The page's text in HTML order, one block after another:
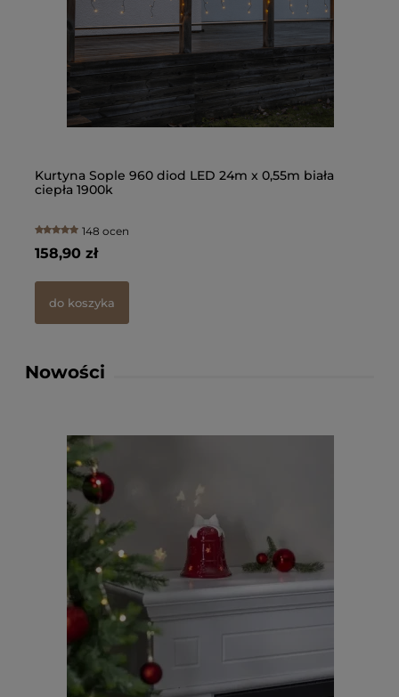
Kurtyna Sople 960 diod LED 24m x 0,55m biała
ciepła 1900k
148 ocen
158,90 zł
do koszyka
Nowości